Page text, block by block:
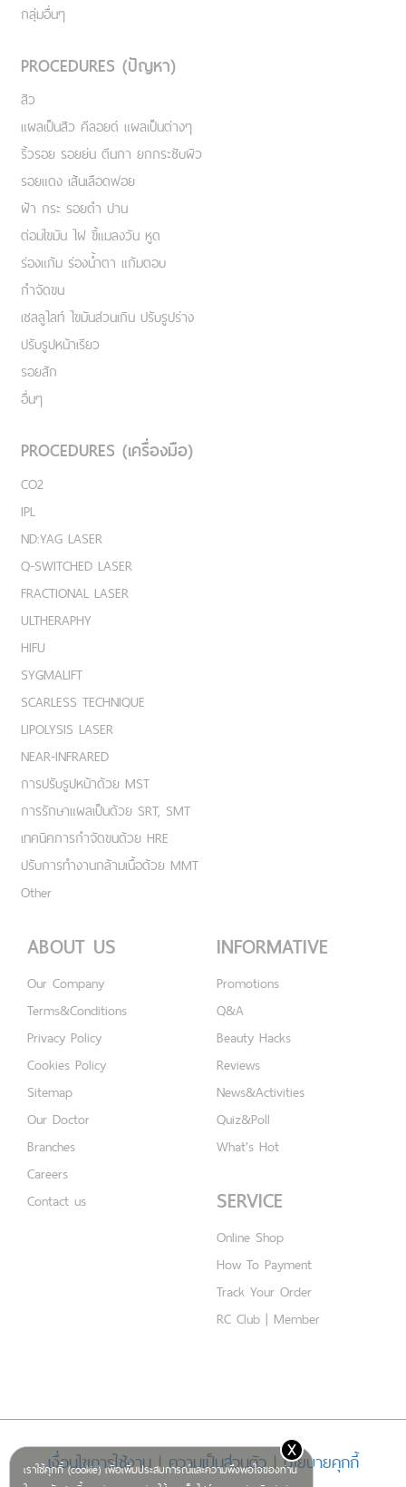
เราใช้คุกกี้ (cookie) เพื่อเพิ่มประสบการณ์และความพึงพอใจของท่าน
x
กลุ่มอื่นๆ
PROCEDURES (ปัญหา)
สิว
แผลเป็นสิว คีลอยด์ แผลเป็นต่างๆ
ริ้วรอย รอยย่น ตีนกา ยกกระชับผิว
รอยแดง เส้นเลือดฟอย
ฝ้า กระ รอยดำ ปาน
ต่อมไขมัน ไฝ ขี้แมลงวัน หูด
ร่องแก้ม ร่องน้ำตา แก้มตอบ
กำจัดขน
เชลลูไลท์ ไขมันส่วนเกิน ปรับรูปร่าง
ปรับรูปหน้าเรียว
รอยสัก
อื่นๆ
PROCEDURES (เครื่องมือ)
CO2
IPL
ND:YAG LASER
Q-SWITCHED LASER
FRACTIONAL LASER
ULTHERAPHY
HIFU
SYGMALIFT
SCARLESS TECHNIQUE
LIPOLYSIS LASER
NEAR-INFRARED
การปรับรูปหน้าด้วย MST
การรักษาแผลเป็นด้วย SRT, SMT
เทคนิคการกำจัดขนด้วย HRE
ปรับการทำงานกล้ามเนื้อด้วย MMT
Other
ABOUT US
Our Company
Terms&Conditions
Privacy Policy
Cookies Policy
Sitemap
Our Doctor
Branches
Careers
Contact us
INFORMATIVE
Promotions
Q&A
Beauty Hacks
Reviews
News&Activities
Quiz&Poll
What's Hot
SERVICE
Online Shop
How To Payment
Track Your Order
RC Club | Member
เงื่อนไขการใช้งาน|ความเป็นส่วนตัว|นโยบายคุกกี้